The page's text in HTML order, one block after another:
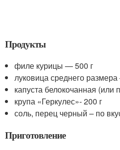
Продукты
филе курицы — 500 г
луковица среднего
капуста белокочанная (или
крупа «Геркулес»- 200 г
соль, перец черный – по
Приготовление